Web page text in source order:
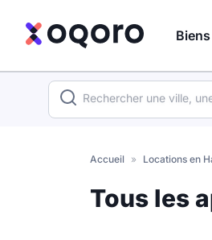
Votre
recherche
Accueil » Locations en
Tous les